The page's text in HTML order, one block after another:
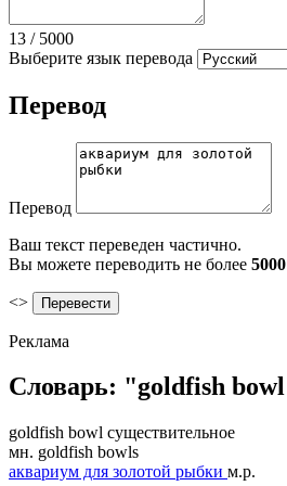
13 / 5000
Выберите язык перевода
Перевод
Перевод
Ваш текст переведен частично.
Вы можете переводить не более 5000
<>
Реклама
Словарь: "goldfish
goldfish bowl существительное
мн. goldfish bowls
аквариум для золотой рыбки м.р.